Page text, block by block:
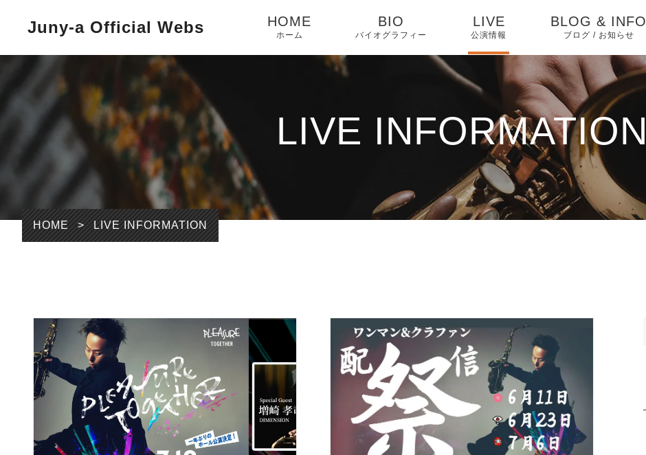
Juny-a Official Webs HOME
ホーム
BIO
バイオグラフィー
LIVE
公演情報
BLOG & INFO
ブログ / お知らせ
お知らせ
ブログ
ピックアップ
LIVE INFORMATION
HOME > LIVE INFORMATION